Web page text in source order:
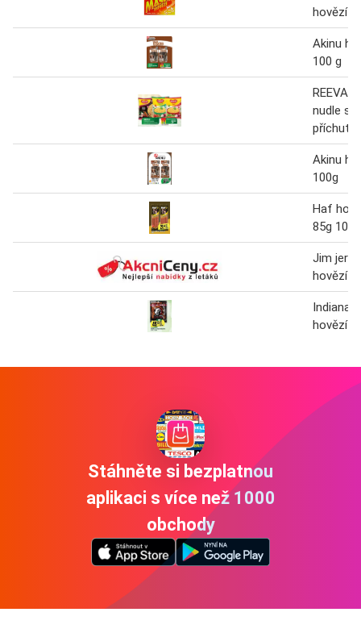
hovězí
Akinu
100 g
REEVA
nudle s
příchutí
Akinu
100g
Haf
85g 10ks
Jim
hovězí
Indiana
hovězí
Stáhněte si bezplatnou
aplikaci s více než 1000
obchody